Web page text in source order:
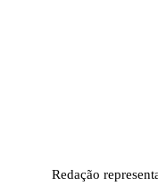
Redação